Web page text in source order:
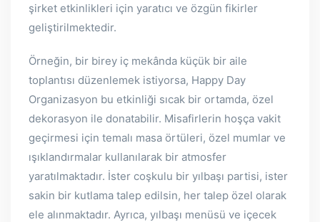
şirket etkinlikleri için yaratıcı ve özgün fikirler
geliştirilmektedir.
Örneğin, bir birey iç mekânda küçük bir aile
toplantısı düzenlemek istiyorsa, Happy Day
Organizasyon bu etkinliği sıcak bir ortamda, özel
dekorasyon ile donatabilir. Misafirlerin hoşça vakit
geçirmesi için temalı masa örtüleri, özel mumlar ve
ışıklandırmalar kullanılarak bir atmosfer
yaratılmaktadır. İster coşkulu bir yılbaşı partisi, ister
sakin bir kutlama talep edilsin, her talep özel olarak
ele alınmaktadır. Ayrıca, yılbaşı menüsü ve içecek